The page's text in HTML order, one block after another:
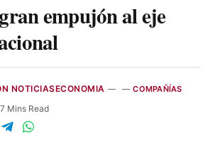
empujón al eje
NOTICIASECONOMIA COMPAÑÍAS
7 Mins Read